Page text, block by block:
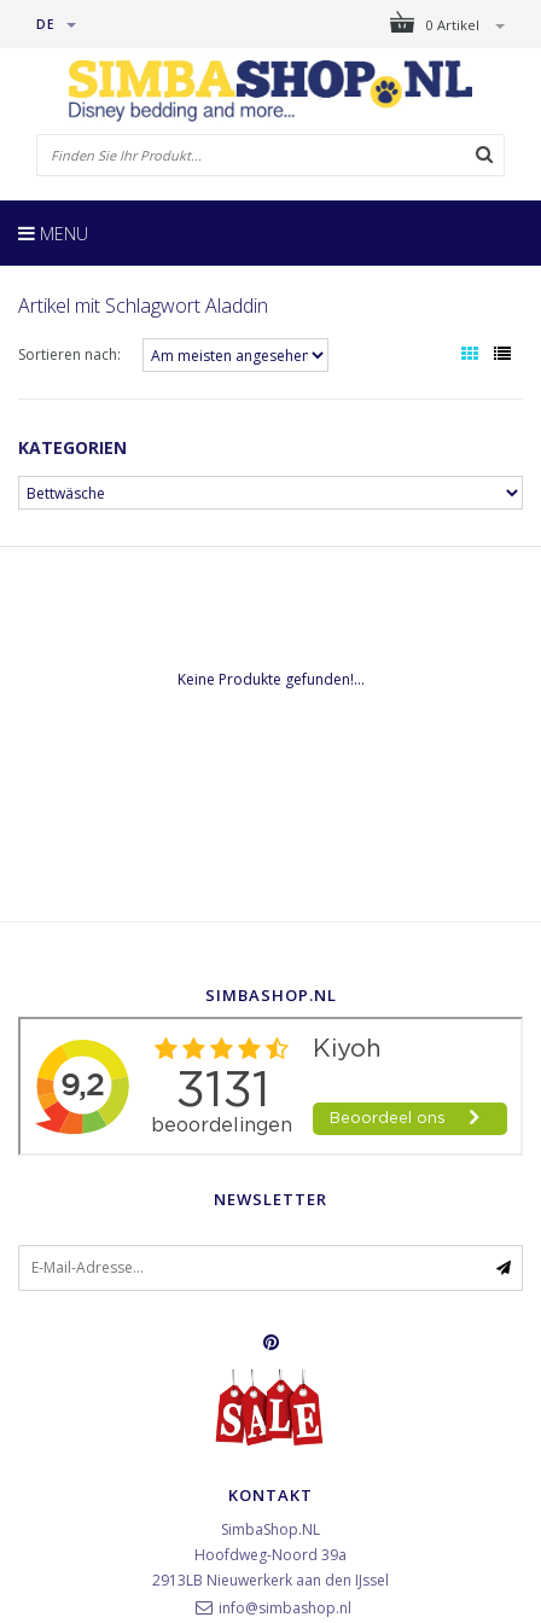
0 Artikel
DE
MENU
Artikel mit Schlagwort Aladdin
Sortieren nach:
KATEGORIEN
Keine Produkte gefunden!...
SIMBASHOP.NL
NEWSLETTER
KONTAKT
SimbaShop.NL
Hoofdweg-Noord 39a
2913LB Nieuwerkerk aan den IJssel
info@simbashop.nl